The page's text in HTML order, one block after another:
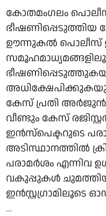
കോതമംഗലം
ഊന്നുകൽ പൊലീസ്
കേസ് പ്രതി അർജുൻ
വീണ്ടും കേസ്
ഇൻസ്പെക്ടറുടെ
അടിസ്ഥാനത്തിൽ
പരാമർശം എന്നിവ
വകുപ്പുകൾ
ഇൻസ്റ്റഗ്രാമിലൂടെ
...